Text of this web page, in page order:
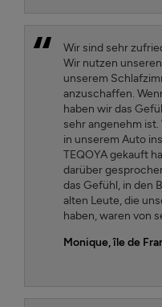
Wir sind sehr
Wir nutzen
unserem
anzuschaffen.
haben wir das
sehr angenehm
in unserem Auto
TEQOYA gekauft
darüber
das Gefühl, in den
alten Leute, die
haben, waren von
Monique, île de